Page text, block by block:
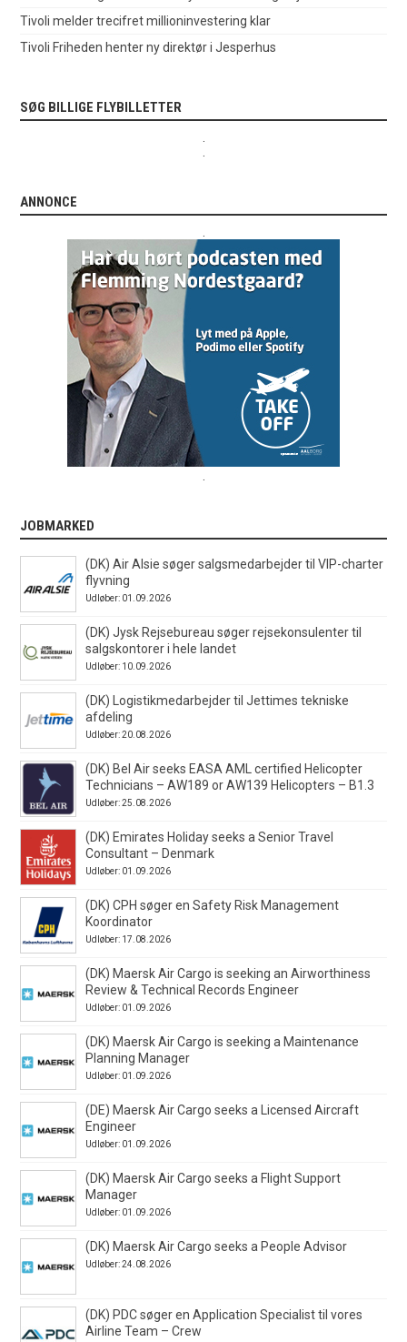
Tivoli melder trecifret millioninvestering klar
Tivoli Friheden henter ny direktør i Jesperhus
SØG BILLIGE FLYBILLETTER
ANNONCE
JOBMARKED
(DK) Air Alsie søger salgsmedarbejder til VIP-charter
flyvning
Udløber: 01.09.2026
(DK) Jysk Rejsebureau søger rejsekonsulenter til
salgskontorer i hele landet
Udløber: 10.09.2026
(DK) Logistikmedarbejder til Jettimes tekniske
afdeling
Udløber: 20.08.2026
(DK) Bel Air seeks EASA AML certified Helicopter
Technicians – AW189 or AW139 Helicopters – B1.3
Udløber: 25.08.2026
(DK) Emirates Holiday seeks a Senior Travel
Consultant – Denmark
Udløber: 01.09.2026
(DK) CPH søger en Safety Risk Management
Koordinator
Udløber: 17.08.2026
(DK) Maersk Air Cargo is seeking an Airworthiness
Review & Technical Records Engineer
Udløber: 01.09.2026
(DK) Maersk Air Cargo is seeking a Maintenance
Planning Manager
Udløber: 01.09.2026
(DE) Maersk Air Cargo seeks a Licensed Aircraft
Engineer
Udløber: 01.09.2026
(DK) Maersk Air Cargo seeks a Flight Support
Manager
Udløber: 01.09.2026
(DK) Maersk Air Cargo seeks a People Advisor
Udløber: 24.08.2026
(DK) PDC søger en Application Specialist til vores
Airline Team – Crew